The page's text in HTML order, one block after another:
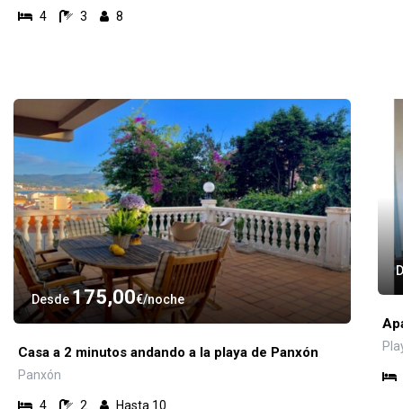
4 3 8
Desde175,00€ noche
Casa a 2 minutos andando a la playa de Panxón
Panxón
4 2 Hasta 10